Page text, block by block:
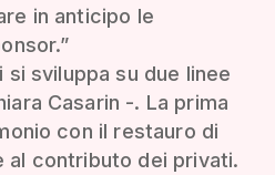
in anticipo le
sviluppa su due linee
Casarin -. La prima
con il restauro di
al contributo dei privati.